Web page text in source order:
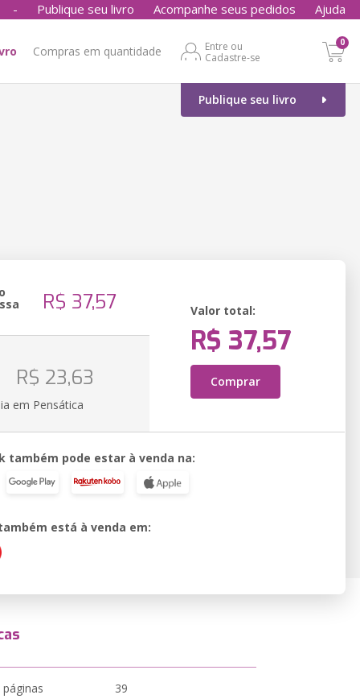
- Publique seu livro Acompanhe seus pedidos Ajuda
Compras em quantidade
Entre ou
Cadastre-se
0
Publique seu livro
R$ 37,57 Valor total:
R$ 37,57
Comprar
R$ 23,63
em Pensática
também pode estar à venda na:
está à venda em:
39